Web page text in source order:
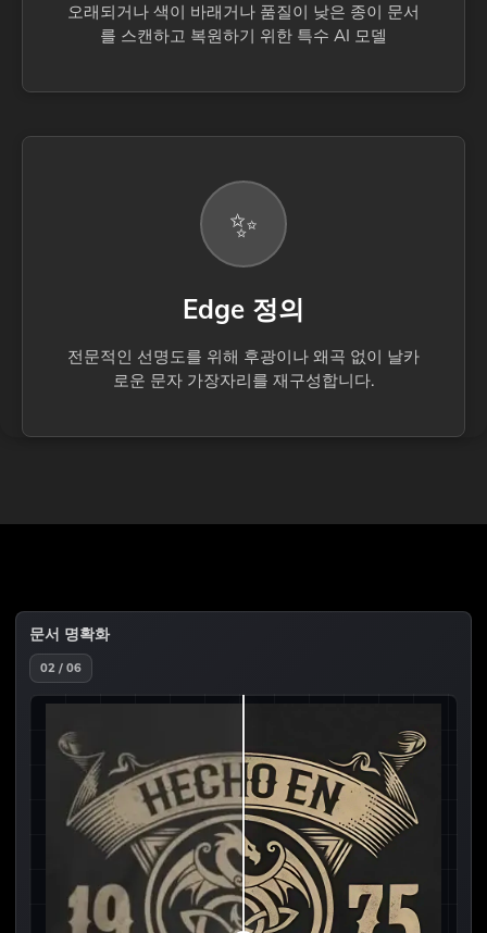
오래되거나 색이 바래거나 품질이 낮은 종이 문서
를 스캔하고 복원하기 위한 특수 AI 모델
✨
Edge 정의
전문적인 선명도를 위해 후광이나 왜곡 없이 날카
로운 문자 가장자리를 재구성합니다.
문서 명확화
02 / 06